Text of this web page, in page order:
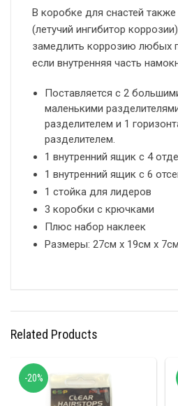
В коробке для снастей также
(летучий ингибитор
замедлить коррозию любых
если внутренняя часть
Поставляется с 2
маленькими
разделителем и 1
разделителем.
1 внутренний ящик с 4
1 внутренний ящик с 6
1 стойка для лидеров
3 коробки с крючками
Плюс набор наклеек
Размеры: 27см х 19см х 7см
Related Products
-20%